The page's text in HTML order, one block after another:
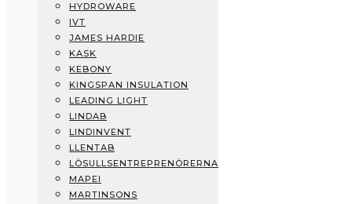
Hunton Sverige
Hydroware
IVT
James Hardie
Kask
Kebony
Kingspan Insulation
Leading Light
Lindab
Lindinvent
Llentab
Lösullsentreprenörerna
Mapei
HYDROWARE
IVT
JAMES HARDIE
KASK
KEBONY
KINGSPAN INSULATION
LEADING LIGHT
LINDAB
LINDINVENT
LLENTAB
LÖSULLSENTREPRENÖRERNA
MAPEI
MARTINSONS